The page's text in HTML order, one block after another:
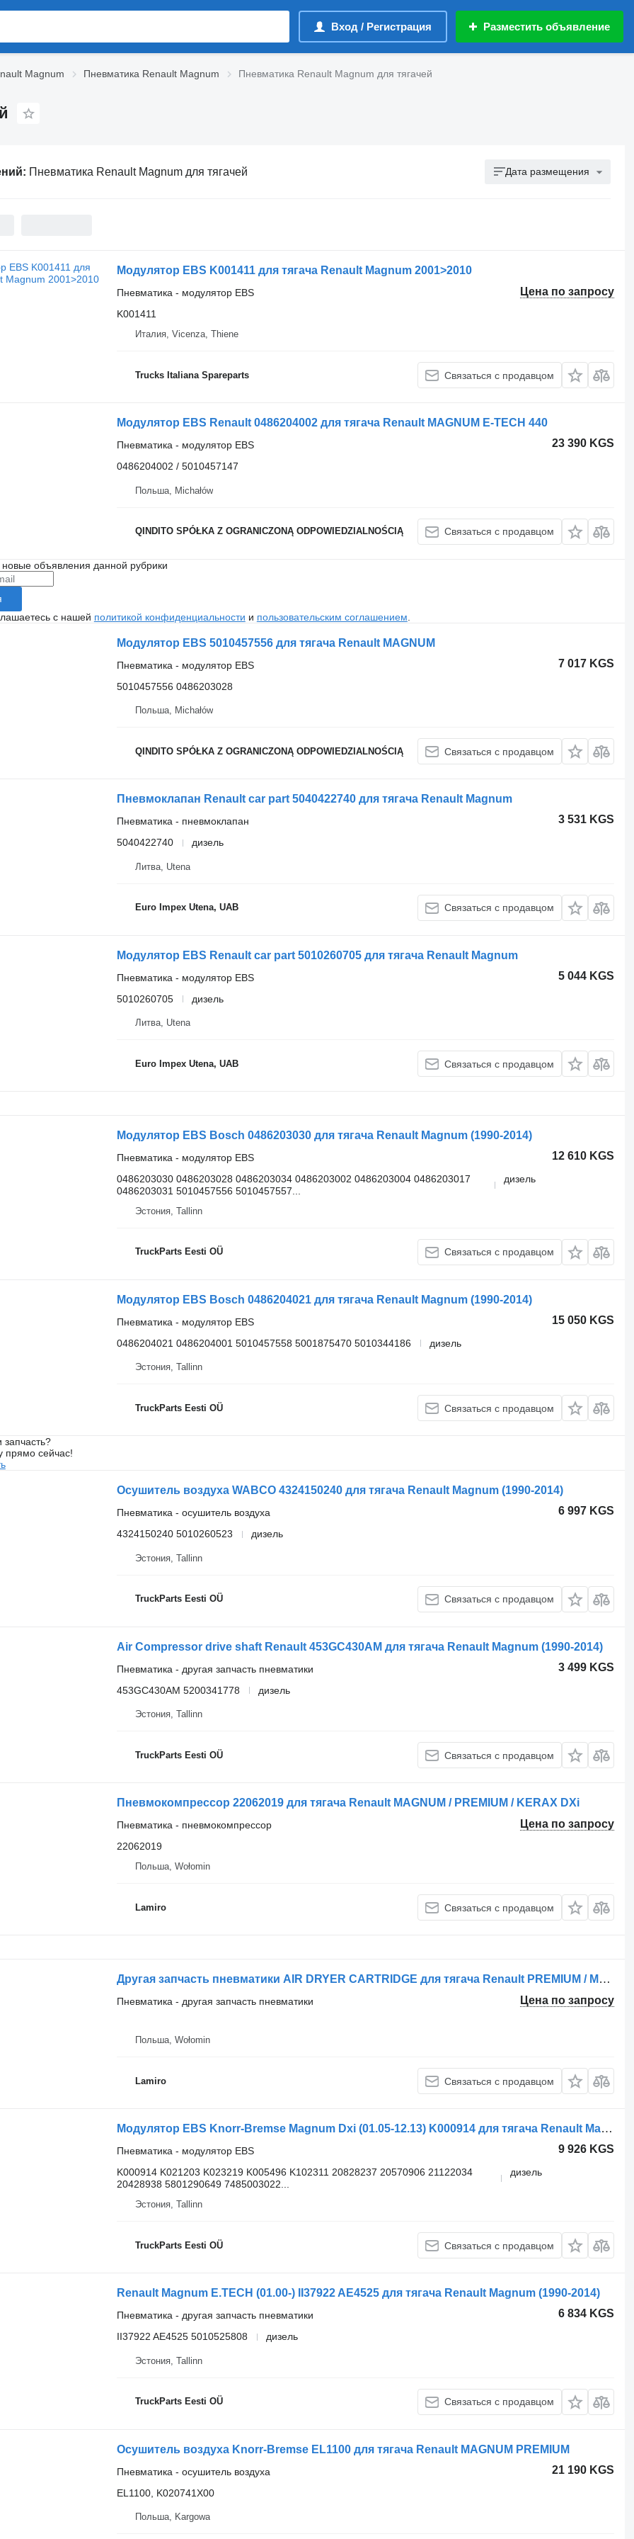
Вход / Регистрация Разместить объявление
Magnum Пневматика Renault Magnum Пневматика Renault Magnum для тягачей
Пневматика Renault Magnum для тягачей Дата размещения
Модулятор EBS K001411 для тягача Renault Magnum 2001>2010
Цена по запросу
Пневматика - модулятор EBS
K001411
Италия, Vicenza, Thiene
Trucks Italiana Spareparts Связаться с продавцом
Модулятор EBS Renault 0486204002 для тягача Renault MAGNUM E-TECH 440
23 390 KGS
Пневматика - модулятор EBS
0486204002 / 5010457147
Польша, Michałów
QINDITO SPÓŁKA Z OGRANICZONĄ ODPOWIEDZIALNOŚCIĄ Связаться с продавцом
объявления данной рубрики
с нашей политикой конфиденциальности и пользовательским соглашением
Модулятор EBS 5010457556 для тягача Renault MAGNUM
7 017 KGS
Пневматика - модулятор EBS
5010457556 0486203028
Польша, Michałów
QINDITO SPÓŁKA Z OGRANICZONĄ ODPOWIEDZIALNOŚCIĄ Связаться с продавцом
Пневмоклапан Renault car part 5040422740 для тягача Renault Magnum
3 531 KGS
Пневматика - пневмоклапан
5040422740
дизель
Литва, Utena
Euro Impex Utena, UAB Связаться с продавцом
Модулятор EBS Renault car part 5010260705 для тягача Renault Magnum
5 044 KGS
Пневматика - модулятор EBS
5010260705
дизель
Литва, Utena
Euro Impex Utena, UAB Связаться с продавцом
Модулятор EBS Bosch 0486203030 для тягача Renault Magnum (1990-2014)
12 610 KGS
Пневматика - модулятор EBS
0486203030 0486203028 0486203034 0486203002 0486203004 0486203017
0486203031 5010457556 5010457557...
дизель
Эстония, Tallinn
TruckParts Eesti OÜ Связаться с продавцом
Модулятор EBS Bosch 0486204021 для тягача Renault Magnum (1990-2014)
15 050 KGS
Пневматика - модулятор EBS
0486204021 0486204001 5010457558 5001875470 5010344186
дизель
Эстония, Tallinn
TruckParts Eesti OÜ Связаться с продавцом
прямо сейчас!
Осушитель воздуха WABCO 4324150240 для тягача Renault Magnum (1990-2014)
6 997 KGS
Пневматика - осушитель воздуха
4324150240 5010260523
дизель
Эстония, Tallinn
TruckParts Eesti OÜ Связаться с продавцом
Air Сompressor drive shaft Renault 453GC430AM для тягача Renault Magnum (1990-2014)
3 499 KGS
Пневматика - другая запчасть пневматики
453GC430AM 5200341778
дизель
Эстония, Tallinn
TruckParts Eesti OÜ Связаться с продавцом
Пневмокомпрессор 22062019 для тягача Renault MAGNUM / PREMIUM / KERAX DXi
Цена по запросу
Пневматика - пневмокомпрессор
22062019
Польша, Wołomin
Lamiro Связаться с продавцом
Другая запчасть пневматики AIR DRYER CARTRIDGE для тягача Renault PREMIUM / MAGNUM DXi
Цена по запросу
Пневматика - другая запчасть пневматики
Польша, Wołomin
Lamiro Связаться с продавцом
Модулятор EBS Knorr-Bremse Magnum Dxi (01.05-12.13) K000914 для тягача Renault Magnum (1990-2014)
9 926 KGS
Пневматика - модулятор EBS
K000914 K021203 K023219 K005496 K102311 20828237 20570906 21122034
20428938 5801290649 7485003022...
дизель
Эстония, Tallinn
TruckParts Eesti OÜ Связаться с продавцом
Renault Magnum E.TECH (01.00-) II37922 AE4525 для тягача Renault Magnum (1990-2014)
6 834 KGS
Пневматика - другая запчасть пневматики
II37922 AE4525 5010525808
дизель
Эстония, Tallinn
TruckParts Eesti OÜ Связаться с продавцом
Осушитель воздуха Knorr-Bremse EL1100 для тягача Renault MAGNUM PREMIUM
21 190 KGS
Пневматика - осушитель воздуха
EL1100, K020741X00
Польша, Kargowa